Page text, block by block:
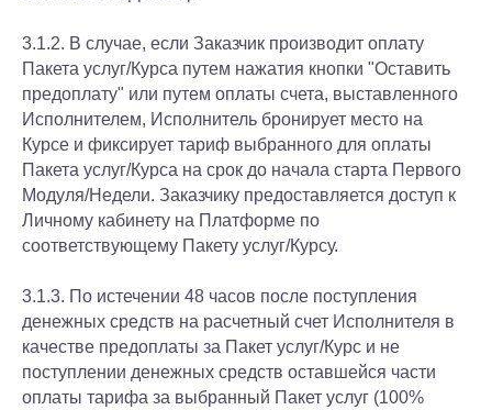
3.1.2. В случае, если Заказчик производит оплату
Пакета услуг/Курса путем нажатия кнопки "Оставить
предоплату" или путем оплаты счета, выставленного
Исполнителем, Исполнитель бронирует место на
Курсе и фиксирует тариф выбранного для оплаты
Пакета услуг/Курса на срок до начала старта Первого
Модуля/Недели. Заказчику предоставляется доступ к
Личному кабинету на Платформе по
соответствующему Пакету услуг/Курсу.
3.1.3. По истечении 48 часов после поступления
денежных средств на расчетный счет Исполнителя в
качестве предоплаты за Пакет услуг/Курс и не
поступлении денежных средств оставшейся части
оплаты тарифа за выбранный Пакет услуг (100%